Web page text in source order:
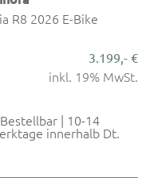
R8 2026 E-Bike
3.199,- €
inkl. 19% MwSt.
Bestellbar | 10-14
innerhalb Dt.